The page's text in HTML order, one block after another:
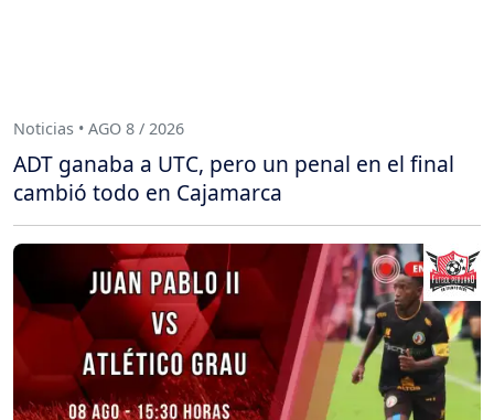
Noticias • AGO 8 / 2026
ADT ganaba a UTC, pero un penal en el final
cambió todo en Cajamarca